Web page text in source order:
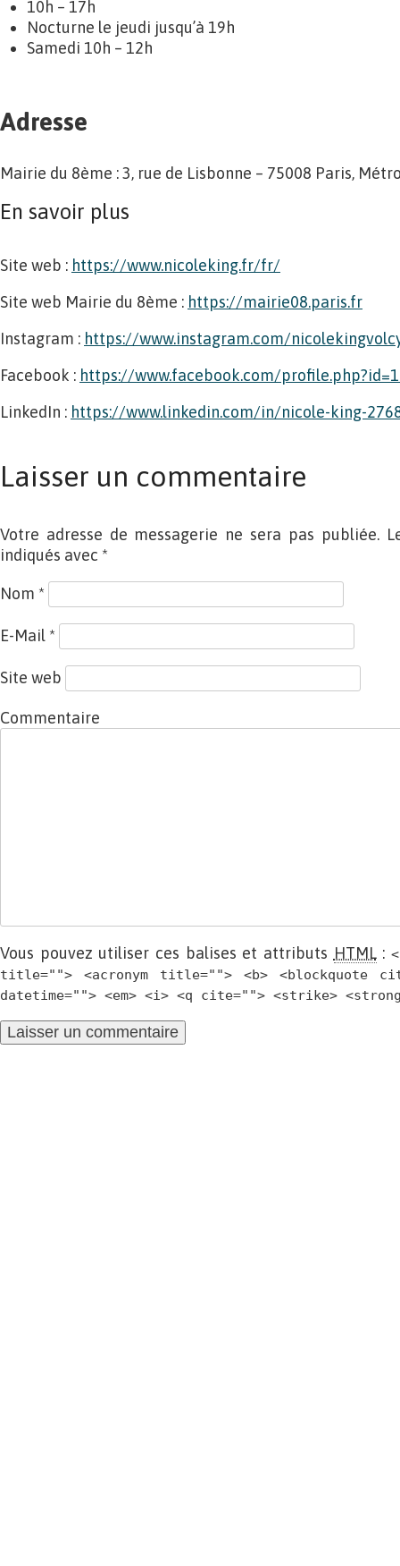
10h – 17h
Nocturne le jeudi jusqu’à 19h
Samedi 10h – 12h
Adresse
Mairie du 8ème : 3, rue de Lisbonne – 75008 Paris,
En savoir plus
Site web : https://www.nicoleking.fr/fr/
Site web Mairie du 8ème : https://mairie08.paris.fr
Instagram : https://www.instagram.com/
Facebook : https://www.facebook.com/
LinkedIn : https://www.linkedin.com/in/nicole-king-
Laisser un commentaire
Votre adresse de messagerie ne sera pas publiée.
indiqués avec *
Nom *
E-Mail *
Site web
Commentaire
Vous pouvez utiliser ces balises et attributs HTML:
title=""> <acronym title=""> <b> <blockquote
datetime=""> <em> <i> <q cite=""> <strike>